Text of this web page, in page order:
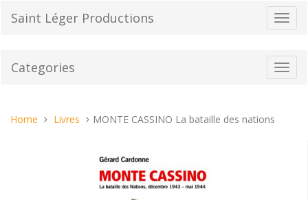
Saint Léger Productions
Categories
You
Home Livres MONTE CASSINO La bataille des nations